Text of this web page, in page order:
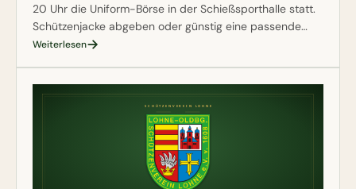
20 Uhr die Uniform-Börse in der Schießsporthalle statt.
Schützenjacke abgeben oder günstig eine passende
erwerben — nachhaltig und geldbeutelfreundlich.
Weiterlesen